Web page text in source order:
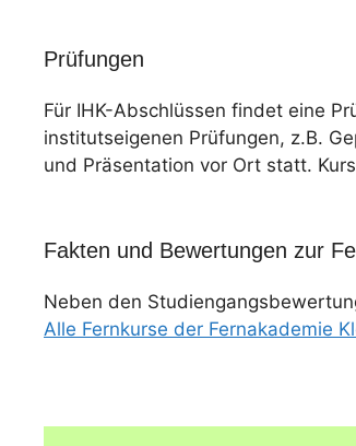
Prüfungen
Für IHK-Abschlüssen findet eine
institutseigenen Prüfungen, z.B.
und Präsentation vor Ort statt.
Fakten und Bewertungen zur
Neben den
Alle Fernkurse der Fernakademie